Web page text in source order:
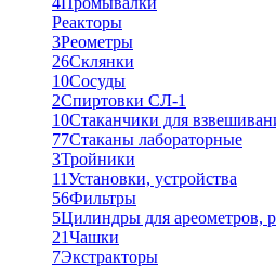
Реакторы
3Реометры
26Склянки
10Сосуды
2Спиртовки СЛ-1
10Стаканчики для
77Стаканы лабораторные
3Тройники
11Установки, устройства
56Фильтры
5Цилиндры для ареометров,
21Чашки
7Экстракторы